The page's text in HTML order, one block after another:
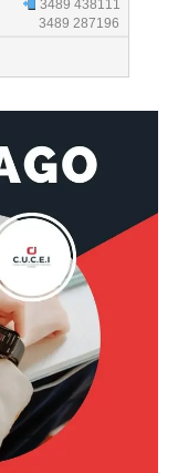
3489 438111
3489 287196